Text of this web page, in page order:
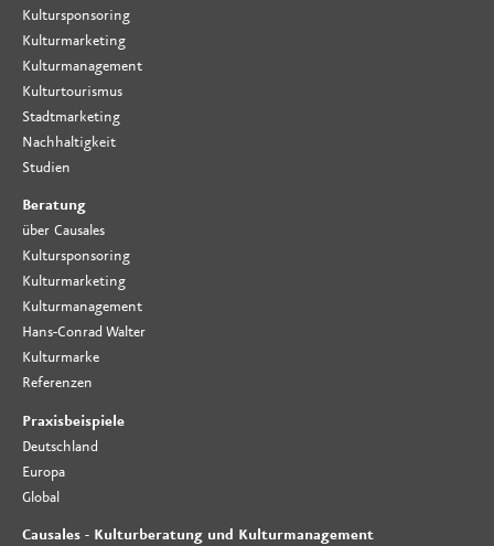
Kultursponsoring
Kulturmarketing
Kulturmanagement
Kulturtourismus
Stadtmarketing
Nachhaltigkeit
Studien
Beratung
über Causales
Kultursponsoring
Kulturmarketing
Kulturmanagement
Hans-Conrad Walter
Kulturmarke
Referenzen
Praxisbeispiele
Deutschland
Europa
Global
Causales - Kulturberatung und Kulturmanagement